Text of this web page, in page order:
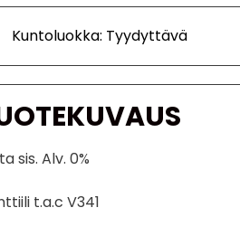
Kuntoluokka: Tyydyttävä
sis. Alv. 0%
t.a.c V341